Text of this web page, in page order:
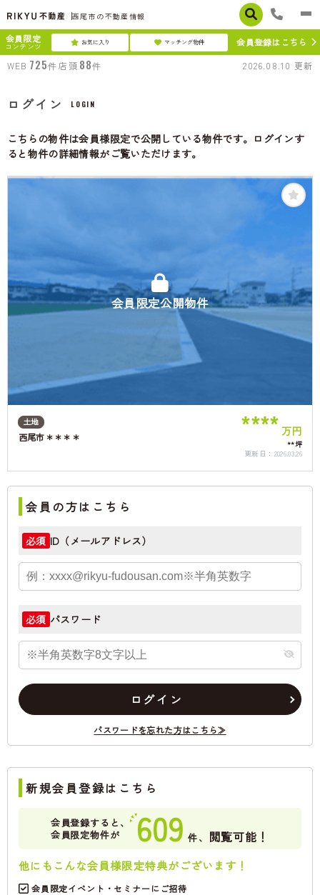
西尾市の不動産情報
会員限定
コンテンツ お気に入り マッチング物件
会員登録はこちら
WEB 725件 店頭 88件 2026.08.10 更新
ログイン LOGIN
こちらの物件は会員様限定で公開している物件です。ログインす
ると物件の詳細情報がご覧いただけます。
会員限定公開物件
土地
西尾市＊＊＊＊ **** 万円
**坪
更新日： 2026.03.26
会員の方はこちら
必須 ID（メールアドレス）
必須 パスワード
ログイン
パスワードを忘れた方はこちら≫
新規会員登録はこちら
会員登録すると、
会員限定物件が
609 件、 閲覧可能！
他にもこんな会員様限定特典がございます！
会員限定イベント・セミナーにご招待